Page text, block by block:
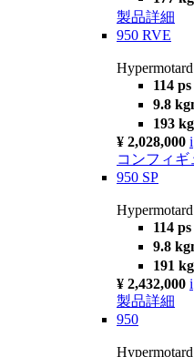
製品詳細
950 RVE
114 ps
9.8
193 kg
¥ 2,028,000 i
コンフィギ
950 SP
114 ps
9.8
191 kg
¥ 2,432,000 i
製品詳細
950